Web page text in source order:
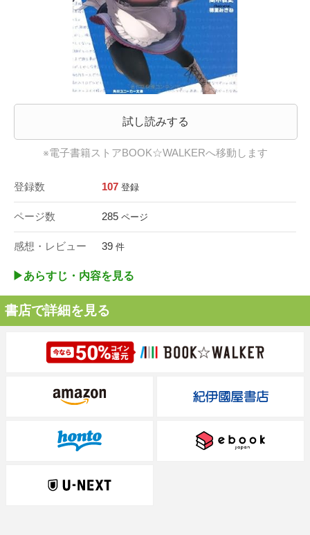
試し読みする
※電子書籍ストアBOOK☆WALKERへ移動します
登録数 107 登録
ページ数 285 ページ
感想・レビュー 39 件
▶︎あらすじ・内容を見る
書店で詳細を見る